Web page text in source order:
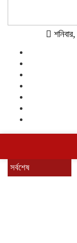
সর্বশেষ বাগেরহাটে